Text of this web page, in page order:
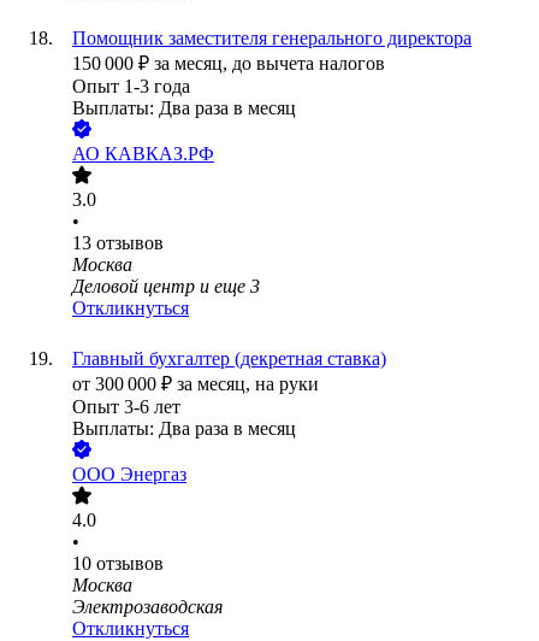
Помощник заместителя генерального директора
150 000 ₽ за месяц, до вычета налогов
Опыт 1-3 года
Выплаты: Два раза в месяц
АО КАВКАЗ.РФ
3.0
•
13 отзывов
Москва
Деловой центр и еще 3
Откликнуться
Главный бухгалтер (декретная ставка)
от 300 000 ₽ за месяц, на руки
Опыт 3-6 лет
Выплаты: Два раза в месяц
ООО Энергаз
4.0
•
10 отзывов
Москва
Электрозаводская
Откликнуться